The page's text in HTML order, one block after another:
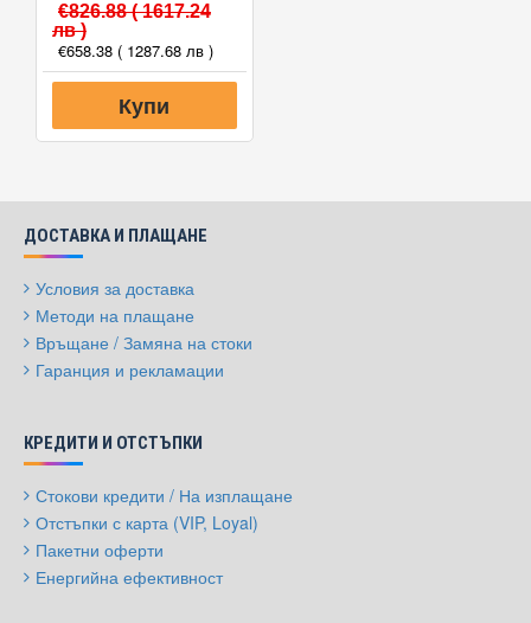
€826.88( 1617.24
лв )
€658.38 ( 1287.68 лв )
Купи
ДОСТАВКА И ПЛАЩАНЕ
Условия за доставка
Методи на плащане
Връщане / Замяна на стоки
Гаранция и рекламации
КРЕДИТИ И ОТСТЪПКИ
Стокови кредити / На изплащане
Отстъпки с карта (VIP, Loyal)
Пакетни оферти
Енергийна ефективност